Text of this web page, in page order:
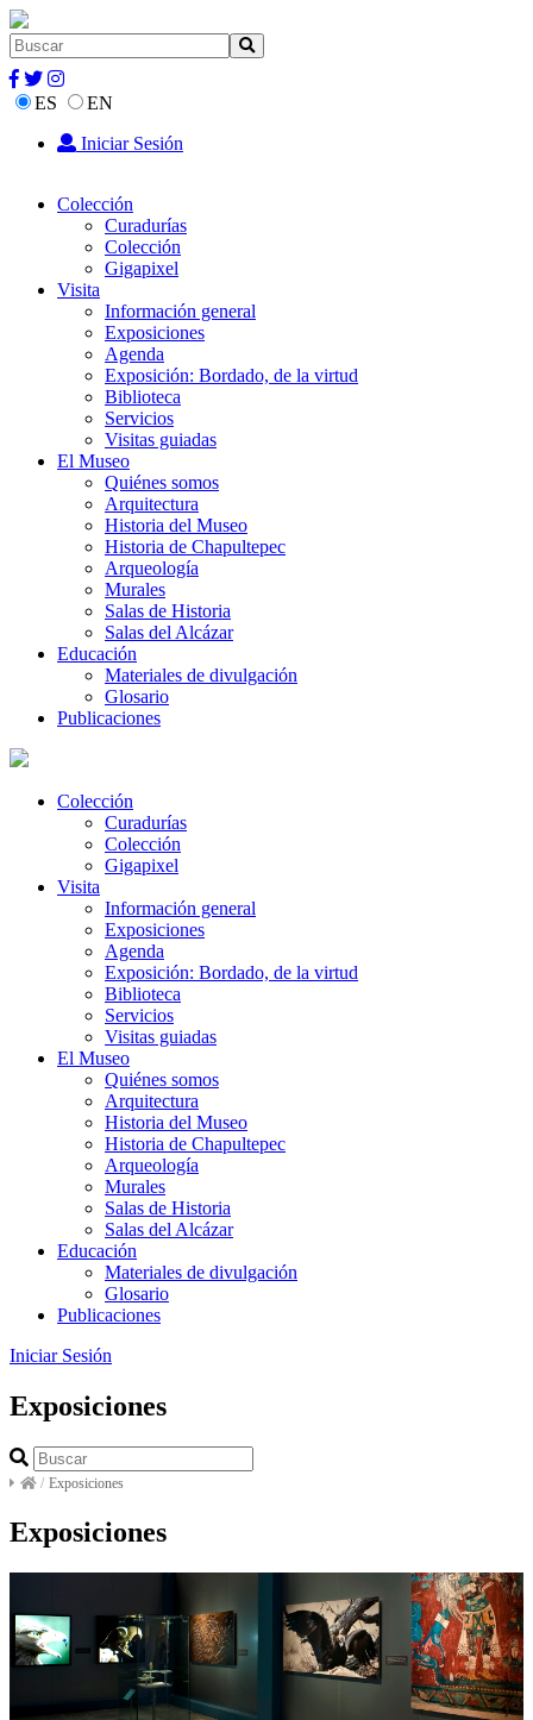
ES
EN
Iniciar Sesión
Colección
Curadurías
Colección
Gigapixel
Visita
Información general
Exposiciones
Agenda
Exposición: Bordado, de la virtud
Biblioteca
Servicios
Visitas guiadas
El Museo
Quiénes somos
Arquitectura
Historia del Museo
Historia de Chapultepec
Arqueología
Murales
Salas de Historia
Salas del Alcázar
Educación
Materiales de divulgación
Glosario
Publicaciones
Colección
Curadurías
Colección
Gigapixel
Visita
Información general
Exposiciones
Agenda
Exposición: Bordado, de la virtud
Biblioteca
Servicios
Visitas guiadas
El Museo
Quiénes somos
Arquitectura
Historia del Museo
Historia de Chapultepec
Arqueología
Murales
Salas de Historia
Salas del Alcázar
Educación
Materiales de divulgación
Glosario
Publicaciones
Iniciar Sesión
Exposiciones
/ Exposiciones
Exposiciones